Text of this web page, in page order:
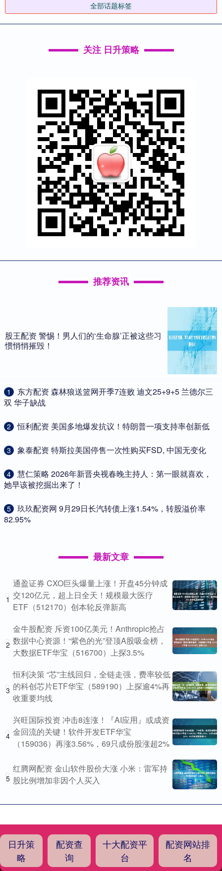
全部话题标签
关注 日升策略
推荐资讯
股王配资 警惕！男人们的‘生命腺’正被这些习
惯悄悄摧毁！
1
​东方配资 森林狼送篮网开季7连败 迪文25+9+5 兰德尔三
双 华子缺战
2 ​恒利配资 美国多地爆发抗议！特朗普一项支持率创新低
3 ​象泰配资 特斯拉美国停售一次性购买FSD, 中国无变化
4
​慧仁策略 2026年新晋央视春晚主持人：第一眼就喜欢，
她早该被挖掘出来了！
5
​玖玖配资网 9月29日长汽转债上涨1.54%，转股溢价率
82.95%
最新文章
1
通盈证券 CXO巨头爆量上涨！开盘45分钟成
交120亿元，超上日全天！规模最大医疗
ETF（512170）创本轮反弹新高
2
金牛股配资 斥资100亿美元！Anthropic抢占
数据中心资源！“紫色的光”登顶A股吸金榜，
大数据ETF华宝（516700）上探3.5%
3
恒利决策 “芯”主线回归，全链走强，费率较低
的科创芯片ETF华宝（589190）上探逾4%再
收重要均线
4
兴旺国际投资 冲击8连涨！『AI应用』或成资
金回流的关键！软件开发ETF华宝
（159036）再涨3.56%，69只成份股涨超2%
5
红腾网配资 金山软件股价大涨 小米：雷军持
股比例增加非因个人买入
日升策
略
配资查
询
十大配资平
台
配资网站排
名